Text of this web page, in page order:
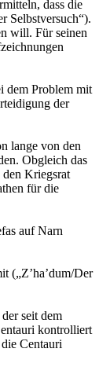
dass die
Selbstversuch“).
will. Für seinen
dem Problem mit
der
lange von den
Obgleich das
Kriegsrat
für die
auf Narn
(„Z’ha’dum/Der
seit dem
kontrolliert
Centauri